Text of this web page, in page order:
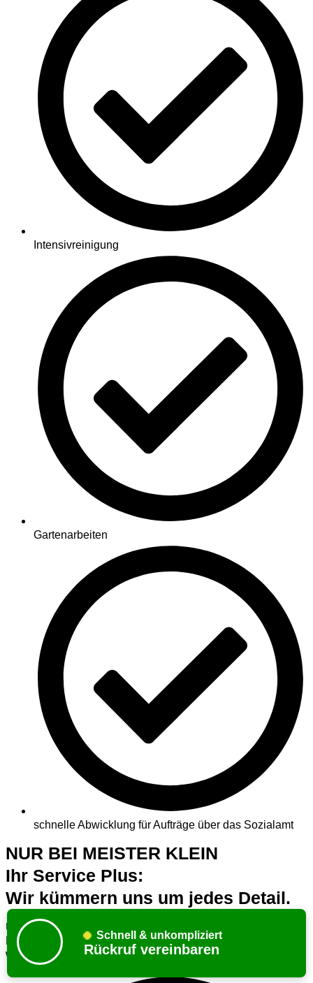
Intensivreinigung
Gartenarbeiten
schnelle Abwicklung für Aufträge über das Sozialamt
NUR BEI MEISTER KLEIN
Ihr Service Plus:
Wir kümmern uns um jedes Detail.
Über die reine Entrümpelung hinaus bieten wir Ihnen eine
Reihe von exklusiven Zusatzleistungen an, die Ihnen einen
wirklich sorgenfreien Abschluss garantieren:
Schnell & unkompliziert
Rückruf vereinbaren